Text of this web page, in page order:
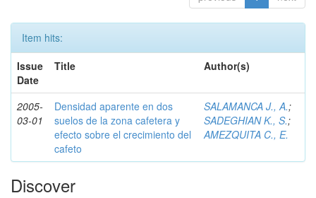
Item hits:
Issue
Date
Title Author(s)
2005-
03-01
Densidad aparente en dos
suelos de la zona cafetera y
efecto sobre el crecimiento del
cafeto
SALAMANCA J., A.;
SADEGHIAN K., S.;
AMEZQUITA C., E.
Discover